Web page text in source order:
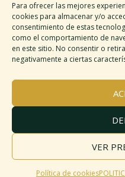
Para ofrecer las mejores
cookies para almacenar y/o
consentimiento de estas
como el comportamiento de
en este sitio. No consentir o
negativamente a ciertas
VER
Política de cookies
Política
Políticas
Términos
Mapa